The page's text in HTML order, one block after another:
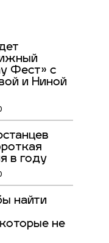
Фест» с
и Ниной
в году
найти
не